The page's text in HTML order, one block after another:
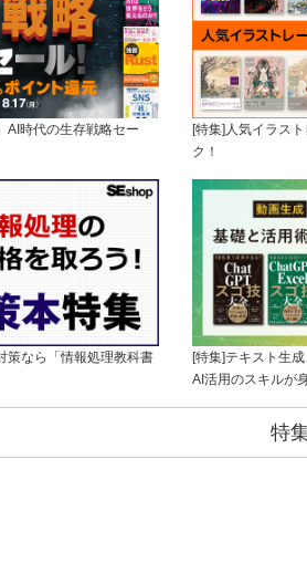
AI時代の生存戦略セー
[特集]人気イラス
ク！
策なら「情報処理教科書
[特集]テキスト生
AI活用のスキルが
特